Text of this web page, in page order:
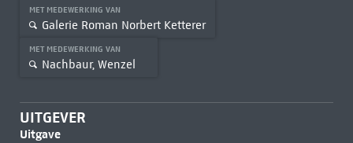
MET MEDEWERKING VAN
Galerie Roman Norbert Ketterer
MET MEDEWERKING VAN
Nachbaur, Wenzel
UITGEVER
Uitgave